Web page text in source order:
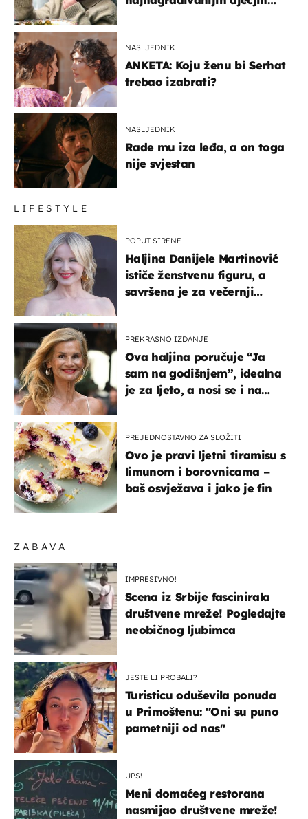
ZABAVA
IMPRESIVNO!
Scena iz Srbije fascinirala
društvene mreže! Pogledajte
neobičnog ljubimca
JESTE LI PROBALI?
Turisticu oduševila ponuda
u Primoštenu: "Oni su puno
pametniji od nas"
UPS!
Meni domaćeg restorana
nasmijao društvene mreže!
NASLJEDNIK
ANKETA: Koju ženu bi Serhat
trebao izabrati?
NASLJEDNIK
Rade mu iza leđa, a on toga
nije svjestan
LIFESTYLE
POPUT SIRENE
Haljina Danijele Martinović
ističe ženstvenu figuru, a
savršena je za večernji
PREKRASNO IZDANJE
Ova haljina poručuje “Ja
sam na godišnjem”, idealna
je za ljeto, a nosi se i na
PREJEDNOSTAVNO ZA SLOŽITI
Ovo je pravi ljetni tiramisu s
limunom i borovnicama –
baš osvježava i jako je fin